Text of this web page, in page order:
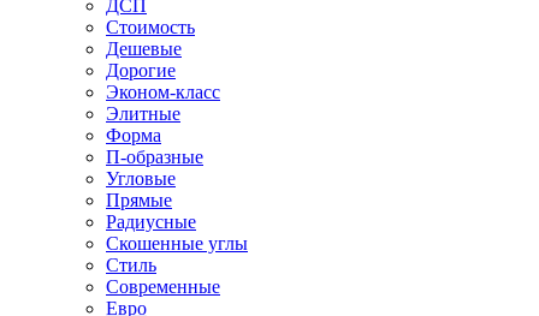
ДСП
Стоимость
Дешевые
Дорогие
Эконом-класс
Элитные
Форма
П-образные
Угловые
Прямые
Радиусные
Скошенные углы
Стиль
Современные
Евро